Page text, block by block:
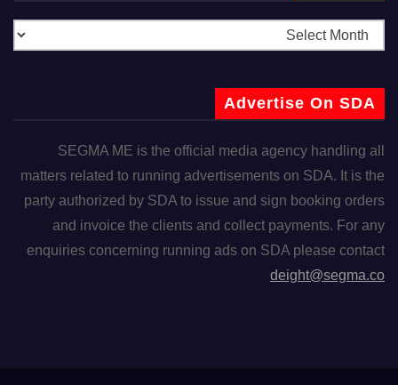
Advertise On SDA
SEGMA ME is the official media agency handling all
matters related to running advertisements on SDA. It is the
party authorized by SDA to issue and sign booking orders
and invoice the clients and collect payments. For any
enquiries concerning running ads on SDA please contact
deight@segma.co